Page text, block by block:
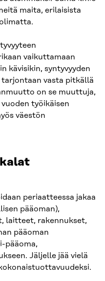
maita, erilaisista
vaikuttamaan
kävisikin, syntyvyyden
vasta pitkällä
on se muuttuja,
työikäisen
väestön
periaatteessa jakaa
pääoman),
laitteet, rakennukset,
pääoman
pääoma,
Jäljelle jää vielä